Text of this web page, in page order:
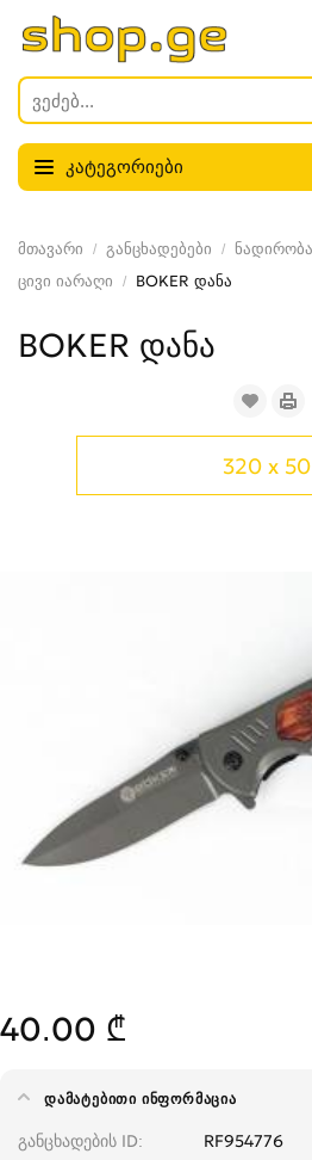
კატეგორიები
მთავარი განცხადებები
ცივი იარაღი
BOKER დანა
BOKER დანა
320 x 50
40.00 ₾
ᲓᲐᲛᲐᲢᲔᲑᲘᲗᲘ ᲘᲜᲤᲝᲠᲛᲐᲪᲘᲐ
განცხადების ID
RF954776